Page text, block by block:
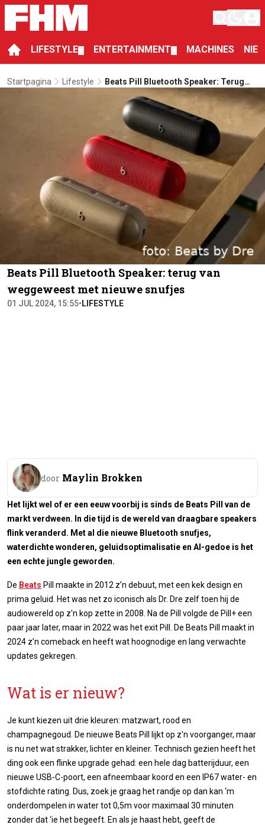
LIFESTYLE ENTERTAINMENT MACHINES
Startpagina Lifestyle
Beats Pill Bluetooth Speaker: Terug
Van Weggeweest Met Nieuwe Snufjes
Beats Pill Bluetooth Speaker: terug van
weggeweest met nieuwe snufjes
01 JUL 2024, 15:55• LIFESTYLE
door Maylin Brokken
Het lijkt wel of er een eeuw voorbij is sinds de Beats Pill van de
markt verdween. In die tijd is de wereld van draagbare speakers
flink veranderd. Met al die nieuwe Bluetooth snufjes,
waterdichte wonderen, geluidsoptimalisatie en AI-gedoe is het
een echte jungle geworden.
De Beats Pill maakte in 2012 z’n debuut, met een kek design en
prima geluid. Het was net zo iconisch als Dr. Dre zelf toen hij de
audiowereld op z'n kop zette in 2008. Na de Pill volgde de Pill+ een
paar jaar later, maar in 2022 was het exit Pill. De Beats Pill maakt in
2024 z’n comeback en heeft wat hoognodige en lang verwachte
updates gekregen.
Wat is er nieuw?
Je kunt kiezen uit drie kleuren: matzwart, rood en
champagnegoud. De nieuwe Beats Pill lijkt op z'n voorganger, maar
is nu net wat strakker, lichter en kleiner. Technisch gezien heeft het
ding ook een flinke upgrade gehad: een hele dag batterijduur, een
nieuwe USB-C-poort, een afneembaar koord en een IP67 water- en
stofdichte rating. Dus, zoek je graag het randje op dan kan ‘m
onderdompelen in water tot 0,5m voor maximaal 30 minuten
zonder dat ‘ie het begeeft. En als je haast hebt, geeft de